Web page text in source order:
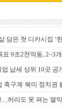
담은 첫 디카시집 ‘
표 9조2천억동, 2~3
업 납세 상위 10곳
축구계·북미 정치권
허리도 못 펴는 열